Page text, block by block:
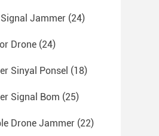
Jammer (24)
Drone (24)
Sinyal Ponsel (18)
Signal Bom (25)
Drone Jammer (22)